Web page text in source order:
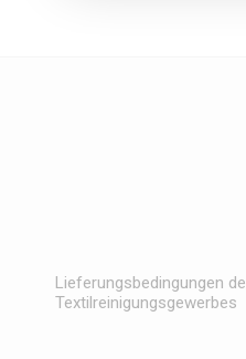
Lieferungsbedingungen
Textilreinigungsgewerbes